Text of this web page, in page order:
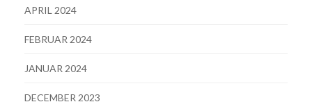
APRIL 2024
FEBRUAR 2024
JANUAR 2024
DECEMBER 2023